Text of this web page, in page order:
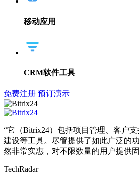
移动应用
CRM软件工具
免费注册 预订演示
“它（Bitrix24）包括项目管理、客户
建设等工具。尽管提供了如此广泛的
然非常实惠，对不限数量的用户提供
TechRadar